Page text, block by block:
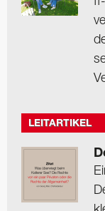
LEITARTIKEL